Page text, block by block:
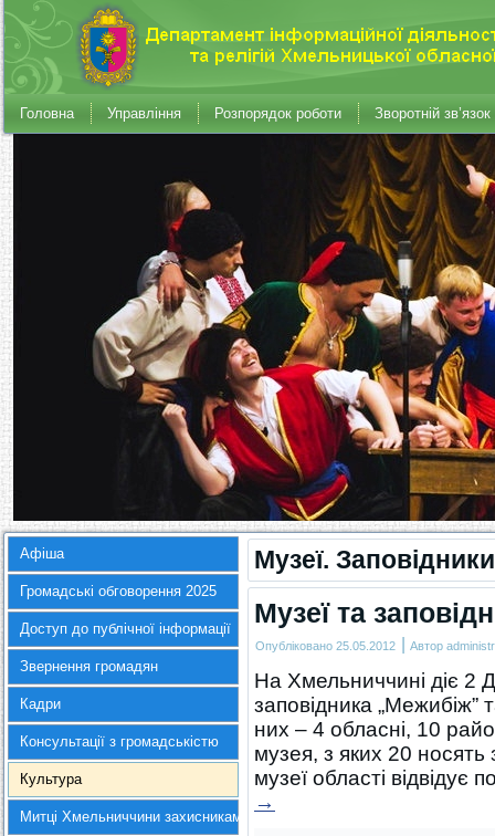
Головна Управління Розпорядок роботи Зворотній зв’язок
Афіша
Громадські обговорення 2025
Доступ до публічної інформації
Звернення громадян
Кадри
Консультації з громадськістю
Культура
Митці Хмельниччини захисникам України
Музеї. Заповідники
Музеї та
Опубліковано 25.05.2012 | Автор
На Хмельниччині діє 2
заповідника „Межибіж”
них – 4 обласні, 10
музея, з яких 20
музеї області відвідує
→